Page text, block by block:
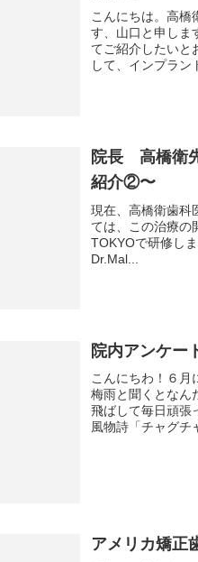
こんにちは。高橋
す、山口と申しま
てご紹介したい
して、インプラン
院長 高橋衛
紹介②〜
現在、高橋衛歯科
ては、この治療の
TOKYOで研修し
Dr.Mal...
院内アンケー
こんにちわ！６月
梅雨と聞くとなん
飛ばして毎日頑張
風物詩「チャグチ
アメリカ矯正